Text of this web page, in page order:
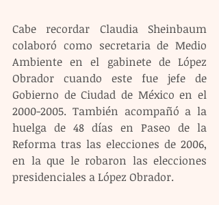
Cabe recordar Claudia Sheinbaum
colaboró como secretaria de Medio
Ambiente en el gabinete de López
Obrador cuando este fue jefe de
Gobierno de Ciudad de México en el
2000-2005. También acompañó a la
huelga de 48 días en Paseo de la
Reforma tras las elecciones de 2006,
en la que le robaron las elecciones
presidenciales a López Obrador.